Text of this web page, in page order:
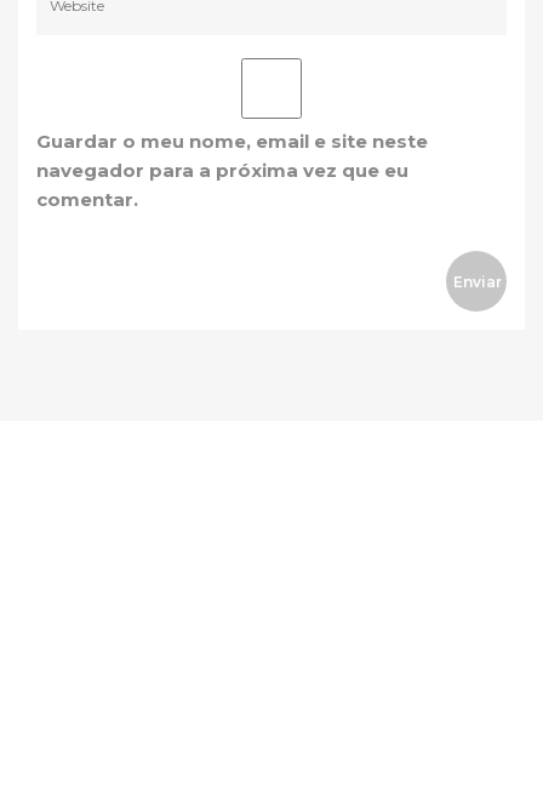
Guardar o meu nome, email e site neste
navegador para a próxima vez que eu
comentar.